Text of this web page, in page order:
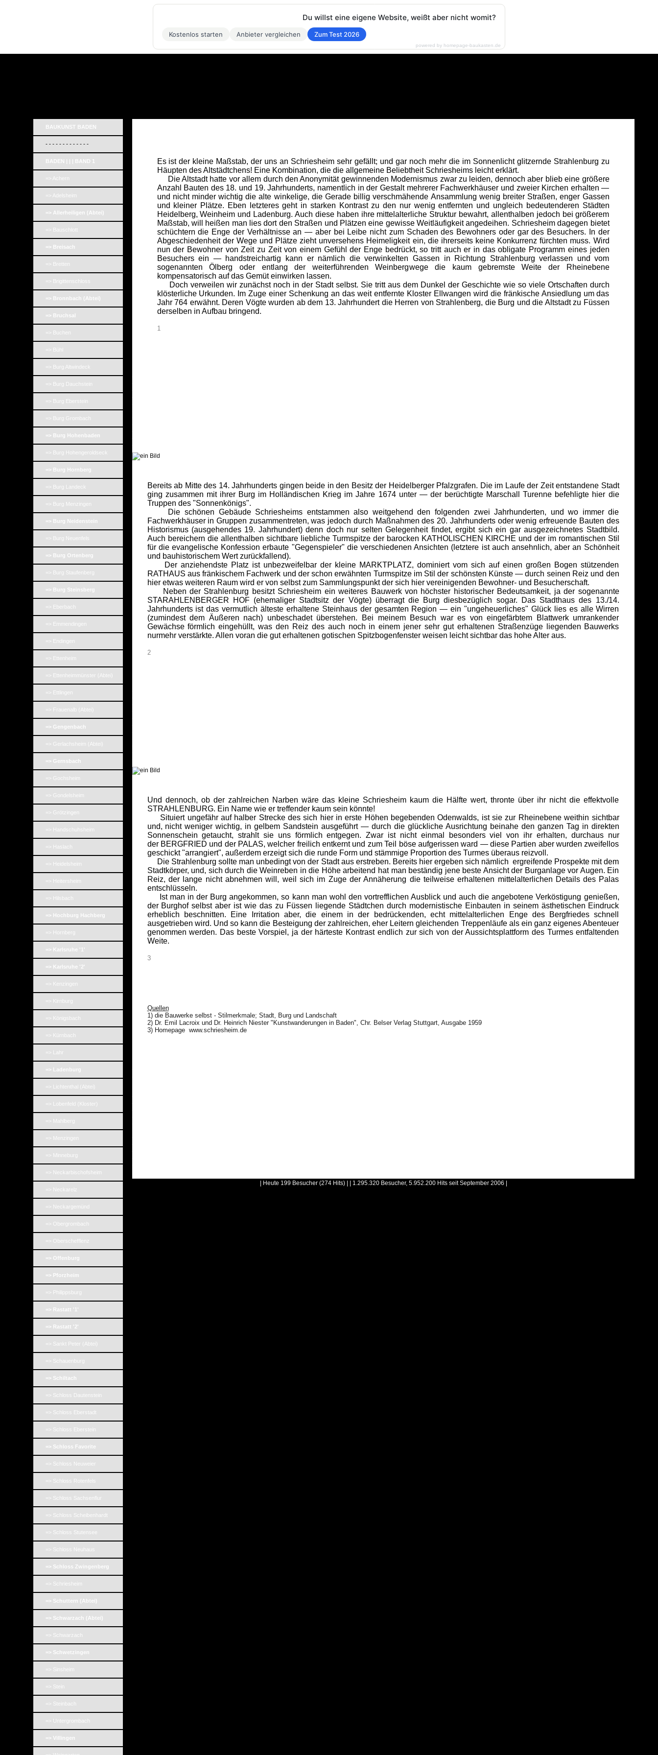
BAUKUNST BADEN
- - - - - - - - - - - - -
BADEN | | | BAND 1
=> Achern
=> Adelsheim
=> Allerheiligen (Abtei)
=> Bauschlott
=> Breisach
=> Bretten
=> Brigittenschloss
=> Bronnbach (Abtei)
=> Bruchsal
=> Buchen
=> Bühl
=> Burg Altwindeck
=> Burg Dauchstein
=> Burg Eberstein
=> Burg Grombach
=> Burg Hohenbaden
=> Burg Hohengeroldseck
=> Burg Hornberg
=> Burg Landeck
=> Burg Menzingen
=> Burg Neidenstein
=> Burg Neuenfels
=> Burg Ortenberg
=> Burg Staufenberg
=> Burg Steinsberg
=> Eberbach
=> Emmendingen
=> Endingen
=> Ettenheim
=> Ettenheimmünster (Abtei)
=> Ettlingen
=> Frauenalb (Abtei)
=> Gengenbach
=> Gerlachsheim (Abtei)
=> Gernsbach
=> Gochsheim
=> Gondelsheim
=> Grötzingen
=> Handschuhsheim
=> Haslach
=> Heidelsheim
=> Heitersheim
=> Hilsbach
=> Hochburg Hachberg
=> Hornberg
=> Karlsruhe '1'
=> Karlsruhe '2'
=> Kenzingen
=> Kirnburg
=> Königsbach
=> Kürnbach
=> Lahr
=> Ladenburg
=> Lichtenthal (Abtei)
=> Lobenfeld (Kloster)
=> Mahlberg
=> Menzingen
=> Minneburg
=> Neckarbischofsheim
=> Neckarelz
=> Neckargemünd
=> Obergrombach
=> Oberschefflenz
=> Offenburg
=> Pforzheim
=> Philippsburg
=> Rastatt '1'
=> Rastatt '2'
=> Sankt Peter (Abtei)
=> Schauenburg
=> Schiltach
=> Schloss Dautenstein
=> Schloss Eberstadt
=> Schloss Eberstein
=> Schloss Favorite
=> Schloss Neuweier
=> Schloss Rotenfels
=> Schloss Sachsenflur
=> Schloss Scheibenhardt
=> Schloss Stutensee
=> Schloss Neuhaus
=> Schloss Zwingenberg
=> Schriesheim
=> Schuttern (Abtei)
=> Schwarzach (Abtei)
=> Schwarzach
=> Schwetzingen
=> Sinsheim
=> Stein
=> Steinbach
=> Untergrombach
=> Villingen
Es ist der kleine Maßstab, der uns an Schriesheim sehr gefällt; und gar noch mehr die im Sonnenlicht glitzernde Strahlenburg zu
Häupten des Altstädtchens! Eine Kombination, die die allgemeine Beliebtheit Schriesheims leicht erklärt.
Die Altstadt hatte vor allem durch den Anonymität gewinnenden Modernismus zwar zu leiden, dennoch aber blieb eine größere
Anzahl Bauten des 18. und 19. Jahrhunderts, namentlich in der Gestalt mehrerer Fachwerkhäuser und zweier Kirchen erhalten —
und nicht minder wichtig die alte winkelige, die Gerade billig verschmähende Ansammlung wenig breiter Straßen, enger Gassen
und kleiner Plätze. Eben letzteres geht in starken Kontrast zu den nur wenig entfernten und ungleich bedeutenderen Städten
Heidelberg, Weinheim und Ladenburg. Auch diese haben ihre mittelalterliche Struktur bewahrt, allenthalben jedoch bei größerem
Maßstab, will heißen man lies dort den Straßen und Plätzen eine gewisse Weitläufigkeit angedeihen. Schriesheim dagegen bietet
schüchtern die Enge der Verhältnisse an — aber bei Leibe nicht zum Schaden des Bewohners oder gar des Besuchers. In der
Abgeschiedenheit der Wege und Plätze zieht unversehens Heimeligkeit ein, die ihrerseits keine Konkurrenz fürchten muss. Wird
nun der Bewohner von Zeit zu Zeit von einem Gefühl der Enge bedrückt, so tritt auch er in das obligate Programm eines jeden
Besuchers ein — handstreichartig kann er nämlich die verwinkelten Gassen in Richtung Strahlenburg verlassen und vom
sogenannten Ölberg oder entlang der weiterführenden Weinbergwege die kaum gebremste Weite der Rheinebene
kompensatorisch auf das Gemüt einwirken lassen.
Doch verweilen wir zunächst noch in der Stadt selbst. Sie tritt aus dem Dunkel der Geschichte wie so viele Ortschaften durch
klösterliche Urkunden. Im Zuge einer Schenkung an das weit entfernte Kloster Ellwangen wird die fränkische Ansiedlung um das
Jahr 764 erwähnt. Deren Vögte wurden ab dem 13. Jahrhundert die Herren von Strahlenberg, die Burg und die Altstadt zu Füssen
derselben in Aufbau bringend.
1
Bereits ab Mitte des 14. Jahrhunderts gingen beide in den Besitz der Heidelberger Pfalzgrafen. Die im Laufe der Zeit entstandene Stadt
ging zusammen mit ihrer Burg im Holländischen Krieg im Jahre 1674 unter — der berüchtigte Marschall Turenne befehligte hier die
Truppen des "Sonnenkönigs".
Die schönen Gebäude Schriesheims entstammen also weitgehend den folgenden zwei Jahrhunderten, und wo immer die
Fachwerkhäuser in Gruppen zusammentreten, was jedoch durch Maßnahmen des 20. Jahrhunderts oder wenig erfreuende Bauten des
Historismus (ausgehendes 19. Jahrhundert) denn doch nur selten Gelegenheit findet, ergibt sich ein gar ausgezeichnetes Stadtbild.
Auch bereichern die allenthalben sichtbare liebliche Turmspitze der barocken KATHOLISCHEN KIRCHE und der im romantischen Stil
für die evangelische Konfession erbaute "Gegenspieler" die verschiedenen Ansichten (letztere ist auch ansehnlich, aber an Schönheit
und bauhistorischem Wert zurückfallend).
Der anziehendste Platz ist unbezweifelbar der kleine MARKTPLATZ, dominiert vom sich auf einen großen Bogen stützenden
RATHAUS aus fränkischem Fachwerk und der schon erwähnten Turmspitze im Stil der schönsten Künste — durch seinen Reiz und den
hier etwas weiteren Raum wird er von selbst zum Sammlungspunkt der sich hier vereinigenden Bewohner- und Besucherschaft.
Neben der Strahlenburg besitzt Schriesheim ein weiteres Bauwerk von höchster historischer Bedeutsamkeit, ja der sogenannte
STARAHLENBERGER HOF (ehemaliger Stadtsitz der Vögte) überragt die Burg diesbezüglich sogar. Das Stadthaus des 13./14.
Jahrhunderts ist das vermutlich älteste erhaltene Steinhaus der gesamten Region — ein "ungeheuerliches" Glück lies es alle Wirren
(zumindest dem Äußeren nach) unbeschadet überstehen. Bei meinem Besuch war es von eingefärbtem Blattwerk umrankender
Gewächse förmlich eingehüllt, was den Reiz des auch noch in einem jener sehr gut erhaltenen Straßenzüge liegenden Bauwerks
nurmehr verstärkte. Allen voran die gut erhaltenen gotischen Spitzbogenfenster weisen leicht sichtbar das hohe Alter aus.
2
Und dennoch, ob der zahlreichen Narben wäre das kleine Schriesheim kaum die Hälfte wert, thronte über ihr nicht die effektvolle
STRAHLENBURG. Ein Name wie er treffender kaum sein könnte!
Situiert ungefähr auf halber Strecke des sich hier in erste Höhen begebenden Odenwalds, ist sie zur Rheinebene weithin sichtbar
und, nicht weniger wichtig, in gelbem Sandstein ausgeführt — durch die glückliche Ausrichtung beinahe den ganzen Tag in direkten
Sonnenschein getaucht, strahlt sie uns förmlich entgegen. Zwar ist nicht einmal besonders viel von ihr erhalten, durchaus nur
der BERGFRIED und der PALAS, welcher freilich entkernt und zum Teil böse aufgerissen ward — diese Partien aber wurden zweifellos
geschickt "arrangiert", außerdem erzeigt sich die runde Form und stämmige Proportion des Turmes überaus reizvoll.
Die Strahlenburg sollte man unbedingt von der Stadt aus erstreben. Bereits hier ergeben sich nämlich ergreifende Prospekte mit dem
Stadtkörper, und, sich durch die Weinreben in die Höhe arbeitend hat man beständig jene beste Ansicht der Burganlage vor Augen. Ein
Reiz, der lange nicht abnehmen will, weil sich im Zuge der Annäherung die teilweise erhaltenen mittelalterlichen Details des Palas
entschlüsseln.
Ist man in der Burg angekommen, so kann man wohl den vortrefflichen Ausblick und auch die angebotene Verköstigung genießen,
der Burghof selbst aber ist wie das zu Füssen liegende Städtchen durch modernistische Einbauten in seinem ästhetischen Eindruck
erheblich beschnitten. Eine Irritation aber, die einem in der bedrückenden, echt mittelalterlichen Enge des Bergfriedes schnell
ausgetrieben wird. Und so kann die Besteigung der zahlreichen, eher Leitern gleichenden Treppenläufe als ein ganz eigenes Abenteuer
genommen werden. Das beste Vorspiel, ja der härteste Kontrast endlich zur sich von der Aussichtsplattform des Turmes entfaltenden
Weite.
3
Quellen
1) die Bauwerke selbst - Stilmerkmale; Stadt, Burg und Landschaft
2) Dr. Emil Lacroix und Dr. Heinrich Niester "Kunstwanderungen in Baden", Chr. Belser Verlag Stuttgart, Ausgabe 1959
3) Homepage www.schriesheim.de
| Heute 199 Besucher (274 Hits) | | 1.295.320 Besucher, 5.952.200 Hits seit September 2006 |
Du willst eine eigene Website, weißt aber nicht womit?
Kostenlos starten Anbieter vergleichen Zum Test 2026
powered by homepage-baukasten.de